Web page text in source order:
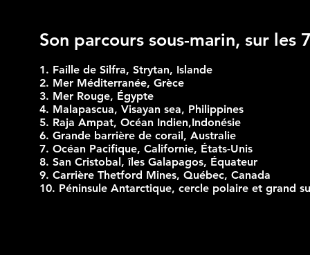
Son parcours sous-marin, sur les
1. Faille de Silfra, Strytan, Islande
2. Mer Méditerranée, Grèce
3. Mer Rouge, Égypte
4. Malapascua, Visayan sea, Philippines
5. Raja Ampat, Océan Indien,Indonésie
6. Grande barrière de corail, Australie
7. Océan Pacifique, Californie, États-Unis
8. San Cristobal, îles Galapagos, Équateur
9. Carrière Thetford Mines, Québec, Canada
10. Péninsule Antarctique, cercle polaire et grand